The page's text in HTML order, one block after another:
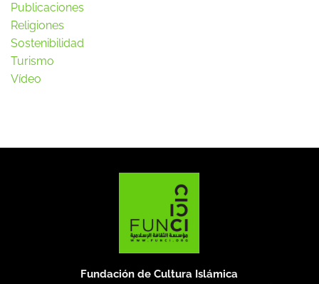
Publicaciones
Religiones
Sostenibilidad
Turismo
Vídeo
Fundación de Cultura Islámica